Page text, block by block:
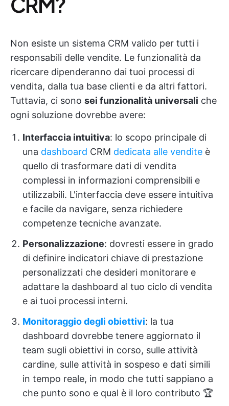
Non esiste un sistema CRM valido per tutti i
responsabili delle vendite. Le funzionalità da
ricercare dipenderanno dai tuoi processi di
vendita, dalla tua base clienti e da altri fattori.
Tuttavia, ci sono sei funzionalità universali che
ogni soluzione dovrebbe avere:
Interfaccia intuitiva: lo scopo principale di
una dashboard CRM dedicata alle vendite è
quello di trasformare dati di vendita
complessi in informazioni comprensibili e
utilizzabili. L'interfaccia deve essere intuitiva
e facile da navigare, senza richiedere
competenze tecniche avanzate.
Personalizzazione: dovresti essere in grado
di definire indicatori chiave di prestazione
personalizzati che desideri monitorare e
adattare la dashboard al tuo ciclo di vendita
e ai tuoi processi interni.
Monitoraggio degli obiettivi: la tua
dashboard dovrebbe tenere aggiornato il
team sugli obiettivi in corso, sulle attività
cardine, sulle attività in sospeso e dati simili
in tempo reale, in modo che tutti sappiano a
che punto sono e qual è il loro contributo 🏆